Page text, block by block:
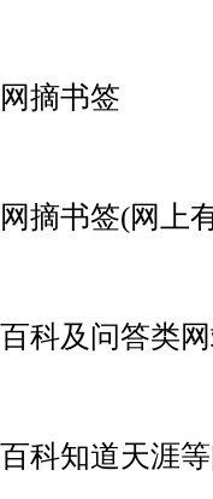
网摘书签
网摘书签(网上
百科及问答类
百科知道天涯